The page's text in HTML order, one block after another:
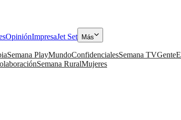
OpiniónImpresaJet Set Más
Semana PlayMundoConfidencialesSemana TVGente
Semana RuralMujeres